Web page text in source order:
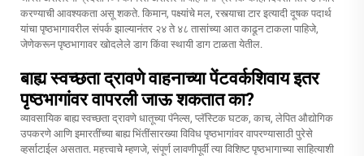
करण्याची आवश्यकता असू शकते. किमान, पक्ष्यांचे मल, रस्त्याचा टार इत्यादी दूषक पदार्थ
यांचा पृष्ठभागावरील संपर्क झाल्यानंतर २४ ते ४८ तासांच्या आत काढून टाकला पाहिजे,
जेणेकरून पृष्ठभागावर खोदलेले डाग किंवा स्थायी डाग टाळता येतील.
बाह्य स्वच्छता द्रावणे वाहनाच्या पेंटवर्कशिवाय इतर
पृष्ठभागांवर वापरली जाऊ शकतात का?
व्यावसायिक बाह्य स्वच्छता द्रावणे धातूच्या पॅनेल्स, प्लॅस्टिक घटक, काच, लेपित औद्योगिक
उपकरणे आणि इमारतींच्या बाह्य भिंतींसारख्या विविध पृष्ठभागांवर वापरण्यासाठी पुरेसे
व्हर्साटाईल असतात. महत्त्वाचे म्हणजे, संपूर्ण लावणीपूर्वी त्या विशिष्ट पृष्ठभागाच्या साहित्याशी